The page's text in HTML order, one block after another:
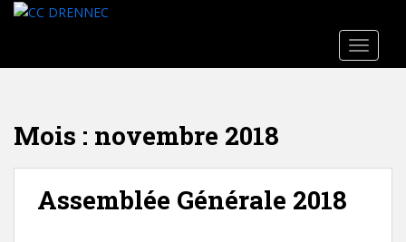
Skip to main content
Mois : novembre 2018
Assemblée Générale 2018